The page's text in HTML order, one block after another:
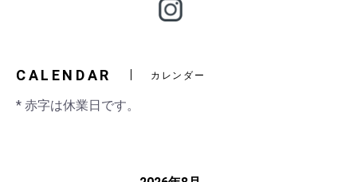
CALENDAR カレンダー
* 赤字は休業日です。